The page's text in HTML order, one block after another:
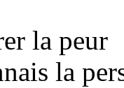
la peur
la